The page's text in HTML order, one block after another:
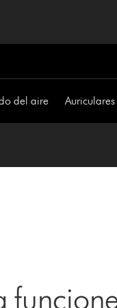
del aire Auriculares